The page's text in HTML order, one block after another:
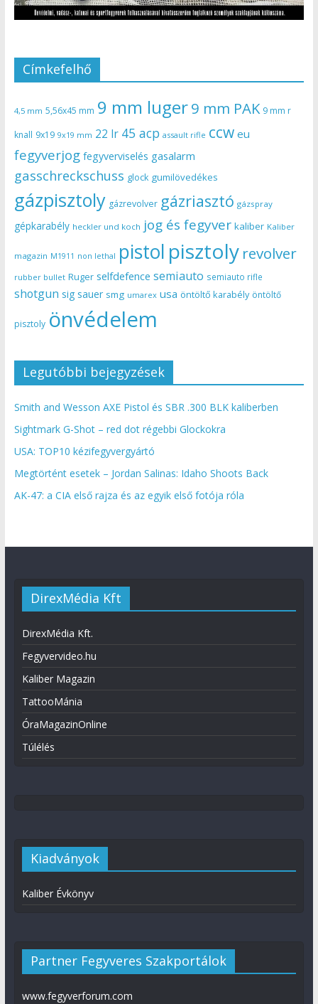
Címkefelhő
4,5 mm 5,56x45 mm 9 mm luger9 mm PAK 9 mm r
knall 9x19 9x19 mm 22 lr 45 acp assault rifle ccw eu
fegyverjog fegyverviselés gasalarm
gasschreckschuss glock gumilövedékes
gázpisztoly gázrevolver gázriasztó gázspray
gépkarabély heckler und koch jog és fegyver kaliber Kaliber
magazin M1911 non lethal pistol pisztoly revolver
rubber bullet Ruger selfdefence semiauto semiauto rifle
shotgun sig sauer smg umarex usa öntöltő karabély öntöltő
pisztoly önvédelem
Legutóbbi bejegyzések
Smith and Wesson AXE Pistol és SBR .300 BLK kaliberben
Sightmark G-Shot – red dot régebbi Glockokra
USA: TOP10 kézifegyvergyártó
Megtörtént esetek – Jordan Salinas: Idaho Shoots Back
AK-47: a CIA első rajza és az egyik első fotója róla
DirexMédia Kft
DirexMédia Kft.
Fegyvervideo.hu
Kaliber Magazin
TattooMánia
ÓraMagazinOnline
Túlélés
Kiadványok
Kaliber Évkönyv
Partner Fegyveres Szakportálok
www.fegyverforum.com